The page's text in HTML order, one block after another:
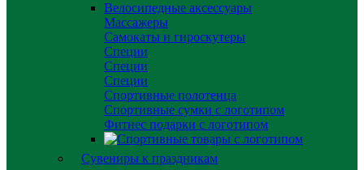
Велосипедные аксессуары
Массажеры
Самокаты и гироскутеры
Специи
Специи
Специи
Спортивные полотенца
Спортивные сумки с логотипом
Фитнес подарки с логотипом
Сувениры к праздникам